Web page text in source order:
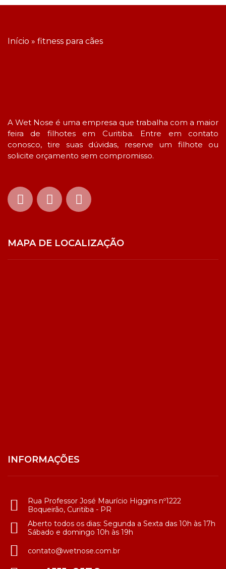
Início » fitness para cães
A Wet Nose é uma empresa que trabalha com a maior
feira de filhotes em Curitiba. Entre em contato
conosco, tire suas dúvidas, reserve um filhote ou
solicite orçamento sem compromisso.
MAPA DE LOCALIZAÇÃO
INFORMAÇÕES
Rua Professor José Maurício Higgins nº1222
Boqueirão, Curitiba - PR
Aberto todos os dias: Segunda a Sexta das 10h às 17h
Sábado e domingo 10h às 19h
contato@wetnose.com.br